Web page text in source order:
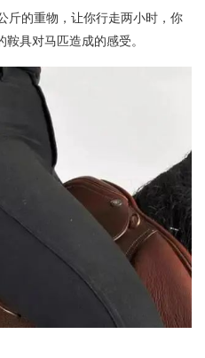
斤的重物，让你行走两小时，你
具对马匹造成的感受。